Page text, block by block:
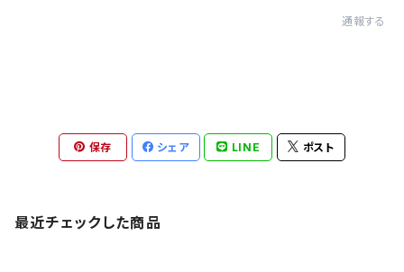
通報する
保存 シェア LINE ポスト
最近チェックした商品